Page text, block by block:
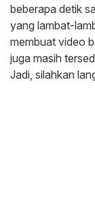
beberapa detik
yang lambat-
membuat video
juga masih
Jadi, silahkan